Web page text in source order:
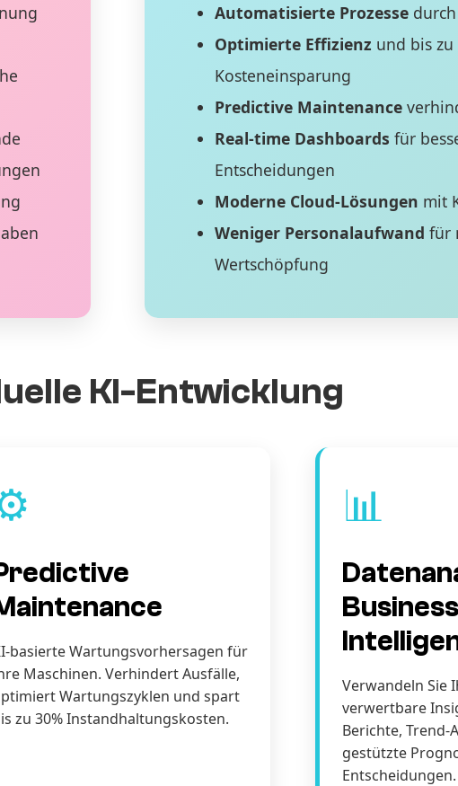
Automatisierte Prozessedurch
Optimierte Effizienz und bis zu
Kosteneinsparung
Predictive Maintenance
Real-time Dashboards für
Entscheidungen
Moderne Cloud-Lösungen mit
Weniger Personalaufwand für
Wertschöpfung
KI-Entwicklung
basierte Wartungsvorhersagen für
Maschinen. Verhindert Ausfälle,
Wartungszyklen und spart
zu 30% Instandhaltungskosten.
📊
Business
Verwandeln Sie
verwertbare
Berichte, Trend-
gestützte
Entscheidungen.